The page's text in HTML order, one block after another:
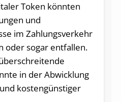
Token könnten
und
im Zahlungsverkehr
oder sogar entfallen.
in der Abwicklung
kostengünstiger